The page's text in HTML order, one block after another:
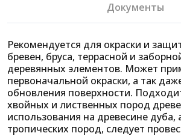
Документы
Рекомендуется для окраски и
бревен, бруса, террасной и
деревянных элементов. Может
первоначальной окраски, а так
обновления поверхности.
хвойных и лиственных пород
использования на древесине дуба,
тропических пород, следует